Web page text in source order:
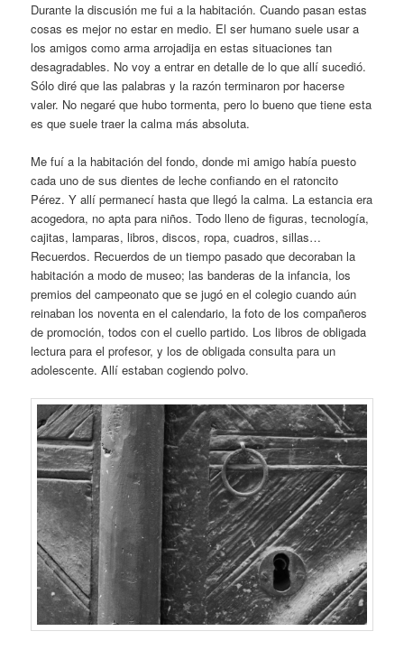
Durante la discusión me fui a la habitación. Cuando pasan estas
cosas es mejor no estar en medio. El ser humano suele usar a
los amigos como arma arrojadija en estas situaciones tan
desagradables. No voy a entrar en detalle de lo que allí sucedió.
Sólo diré que las palabras y la razón terminaron por hacerse
valer. No negaré que hubo tormenta, pero lo bueno que tiene esta
es que suele traer la calma más absoluta.
Me fuí a la habitación del fondo, donde mi amigo había puesto
cada uno de sus dientes de leche confiando en el ratoncito
Pérez. Y allí permanecí hasta que llegó la calma. La estancia era
acogedora, no apta para niños. Todo lleno de figuras, tecnología,
cajitas, lamparas, libros, discos, ropa, cuadros, sillas…
Recuerdos. Recuerdos de un tiempo pasado que decoraban la
habitación a modo de museo; las banderas de la infancia, los
premios del campeonato que se jugó en el colegio cuando aún
reinaban los noventa en el calendario, la foto de los compañeros
de promoción, todos con el cuello partido. Los libros de obligada
lectura para el profesor, y los de obligada consulta para un
adolescente. Allí estaban cogiendo polvo.